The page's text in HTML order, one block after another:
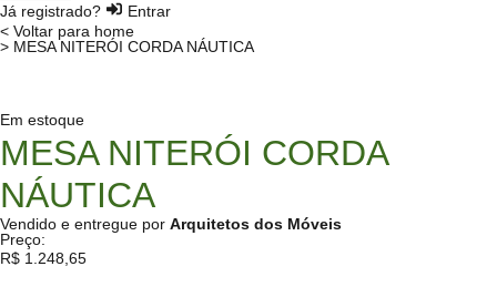
Já registrado?
Entrar
< Voltar para home
> MESA NITERÓI CORDA NÁUTICA
Em estoque
MESA NITERÓI CORDA
NÁUTICA
Vendido e entregue por Arquitetos dos Móveis
Preço:
R$ 1.248,65